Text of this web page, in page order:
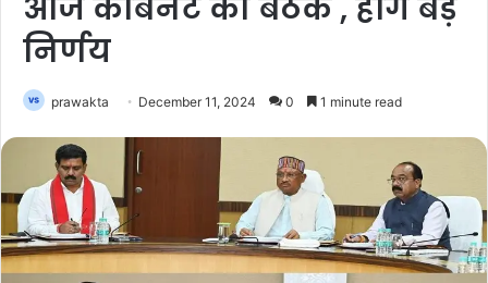
आज कैबिनेट की बैठक , होंगे बड़े
निर्णय
prawakta December 11, 2024 0 1 minute read